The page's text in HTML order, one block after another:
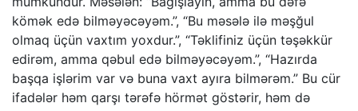
kömək edə bilməyəcəyəm.”, “Bu məsələ ilə məşğul
olmaq üçün vaxtım yoxdur.”, “Təklifiniz üçün təşəkkür
edirəm, amma qəbul edə bilməyəcəyəm.”, “Hazırda
başqa işlərim var və buna vaxt ayıra bilmərəm.” Bu cür
ifadələr həm qarşı tərəfə hörmət göstərir, həm də